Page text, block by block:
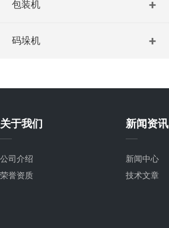
包装机
码垛机
关于我们
公司介绍
荣誉资质
新闻资讯
新闻中心
技术文章